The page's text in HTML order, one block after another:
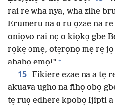
rai re wha nya, wha zihe
Erumeru na o ru ọzae na
oniọvo rai nọ o kiọkọ gbe
rọkẹ omẹ, otẹrọnọ mẹ rẹ
ababọ emọ!” +
15
Fikiere ezae na a tẹ
akuava ugho na fihọ obọ
tẹ ruọ edhere kpobọ Ijipti